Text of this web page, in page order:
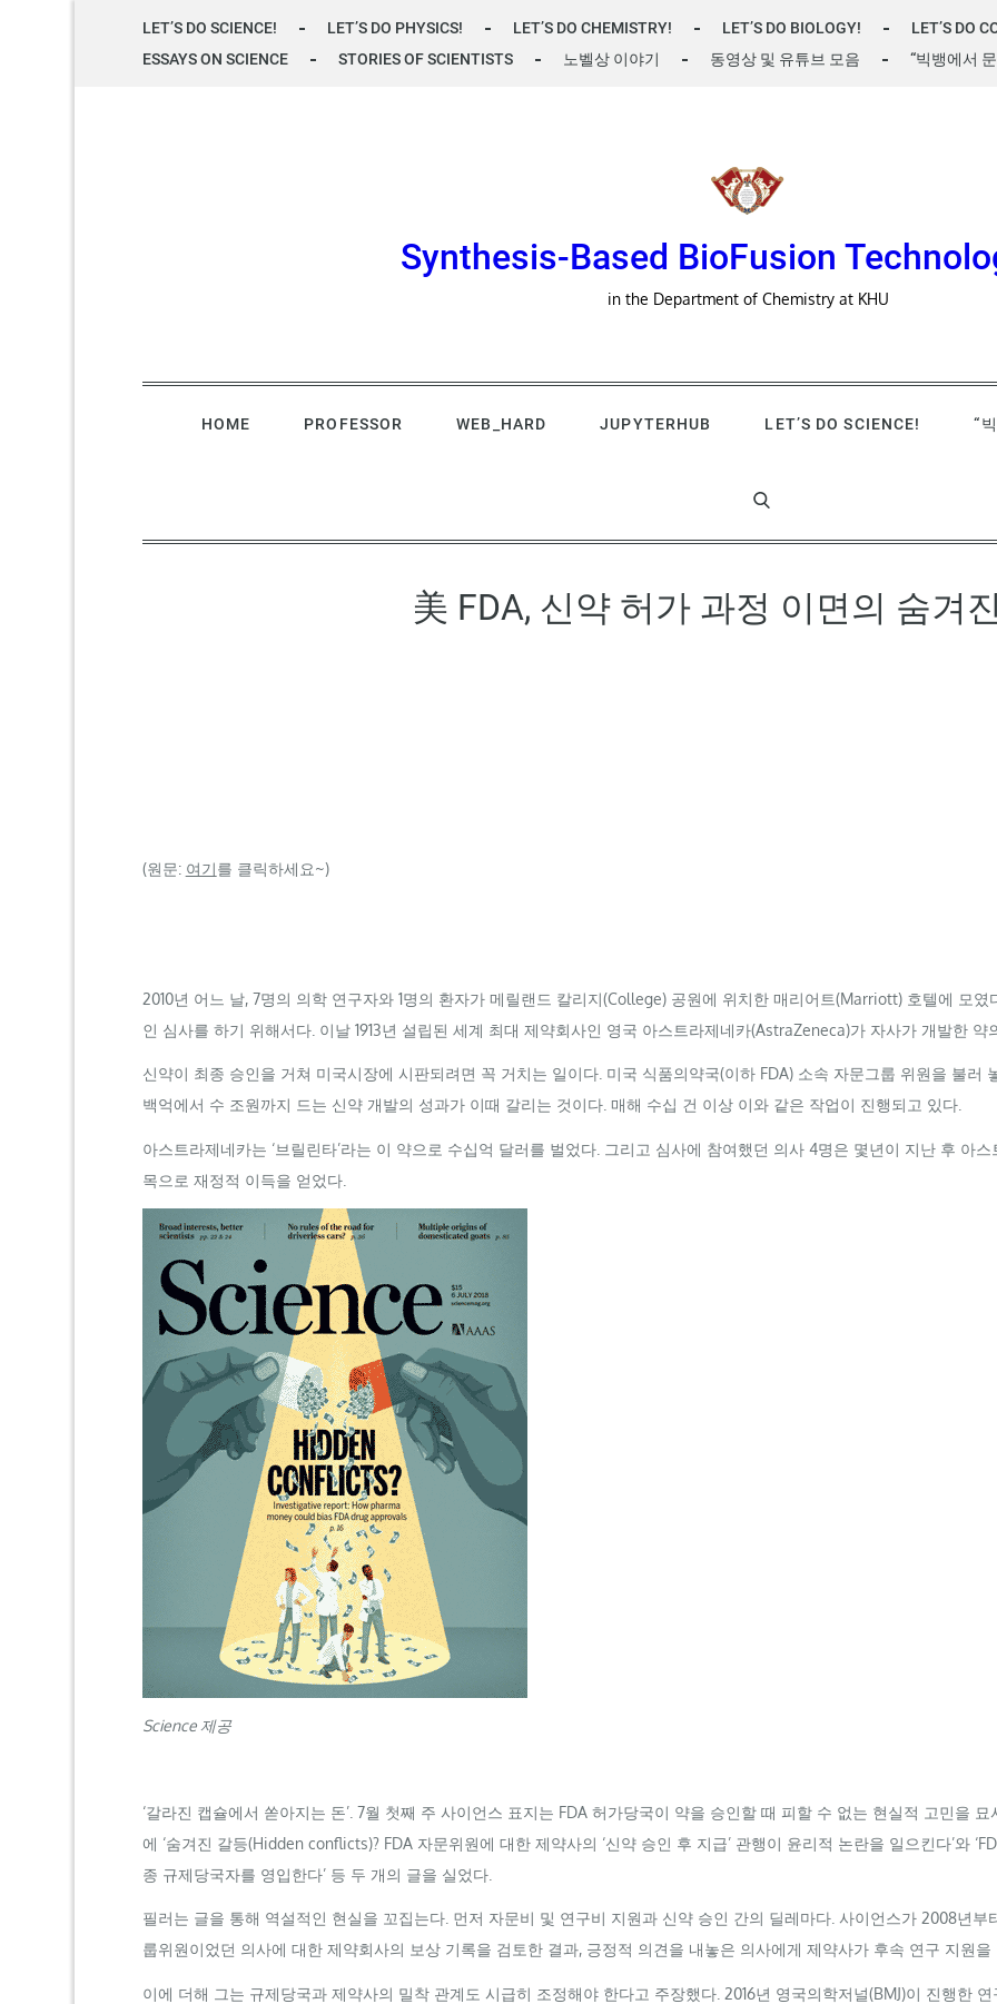
LET’S DO SCIENCE! LET’S DO PHYSICS! LET’S DO CHEMISTRY! LET’S DO BIOLOGY!
LET’S DO
ESSAYS ON SCIENCE
STORIES OF SCIENTISTS 노벨상 이야기 동영상 및 유튜브 모음 “빅뱅에서
Synthesis-Based BioFusion
in the Department of Chemistry at KHU
HOME PROFESSOR WEB_HARD JUPYTERHUB LET’S DO SCIENCE! “
美 FDA, 신약 허가 과정 이면의 숨겨
(원문: 여기를 클릭하세요~)
2010년 어느 날, 7명의 의학 연구자와 1명의 환자가 메릴랜드 칼리지(College) 공원에 위치한 매리어트(Marriott) 호텔에 모였
인 심사를 하기 위해서다. 이날 1913년 설립된 세계 최대 제약회사인 영국 아스트라제네카(AstraZeneca)가 자사가 개발한 약
신약이 최종 승인을 거쳐 미국시장에 시판되려면 꼭 거치는 일이다. 미국 식품의약국(이하 FDA) 소속 자문그룹 위원을 불러
백억에서 수 조원까지 드는 신약 개발의 성과가 이때 갈리는 것이다. 매해 수십 건 이상 이와 같은 작업이 진행되고 있다.
아스트라제네카는 ‘브릴린타’라는 이 약으로 수십억 달러를 벌었다. 그리고 심사에 참여했던 의사 4명은 몇년이 지난 후 아
목으로 재정적 이득을 얻었다.
Science제공
‘갈라진 캡슐에서 쏟아지는 돈’. 7월 첫째 주 사이언스 표지는 FDA허가당국이 약을 승인할 때 피할 수 없는 현실적 고민을
에 ‘숨겨진 갈등(Hidden conflicts)? FDA자문위원에 대한 제약사의 ‘신약 승인 후 지급’ 관행이 윤리적 논란을 일으킨다’와 ‘
종 규제당국자를 영입한다’ 등 두 개의 글을 실었다.
필러는 글을 통해 역설적인 현실을 꼬집는다. 먼저 자문비 및 연구비 지원과 신약 승인 간의 딜레마다. 사이언스가 2008년
룹위원이었던 의사에 대한 제약회사의 보상 기록을 검토한 결과, 긍정적 의견을 내놓은 의사에게 제약사가 후속 연구 지원을
이에 더해 그는 규제당국과 제약사의 밀착 관계도 시급히 조정해야 한다고 주장했다. 2016년 영국의학저널(BMJ)이 진행한